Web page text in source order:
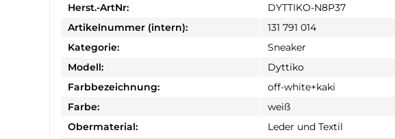
Herst.-ArtNr:
DYTTIKO-N8P37
Artikelnummer (intern):
131 791 014
Kategorie:
Sneaker
Modell:
Dyttiko
Farbbezeichnung:
off-white+kaki
Farbe:
weiß
Obermaterial:
Leder und Textil